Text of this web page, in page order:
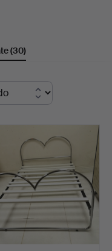
(30)